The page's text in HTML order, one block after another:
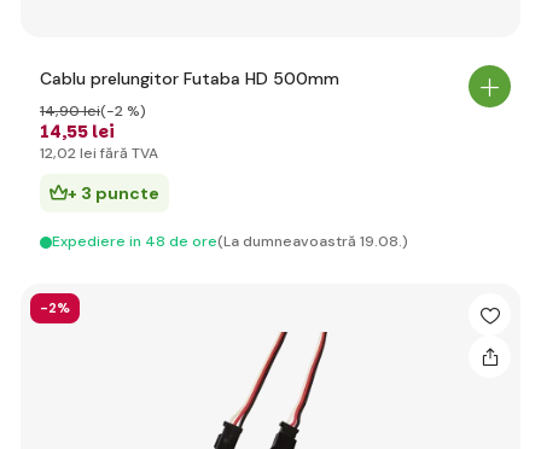
Cablu prelungitor Futaba HD 500mm
14,55 lei
14,90 lei(-2 %)
12,02 lei fără TVA
+ 3 puncte
Expediere in 48 de ore(La dumneavoastră 19.08.)
-2%